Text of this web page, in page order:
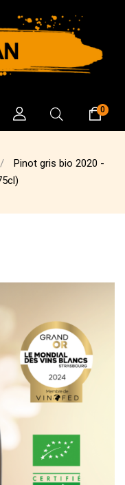
0
Pinot gris bio 2020 -